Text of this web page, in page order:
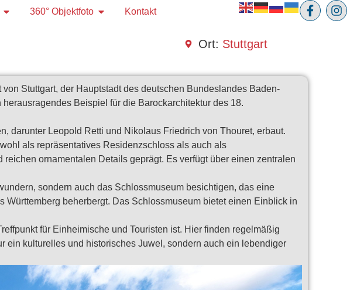
360° Objektfoto Kontakt
Ort: Stuttgart
Stuttgart, der Hauptstadt des deutschen Bundeslandes Baden-
Beispiel für die Barockarchitektur des 18.
darunter Leopold Retti und Nikolaus Friedrich von Thouret, erbaut.
als repräsentatives Residenzschloss als auch als
ornamentalen Details geprägt. Es verfügt über einen zentralen
sondern auch das Schlossmuseum besichtigen, das eine
beherbergt. Das Schlossmuseum bietet einen Einblick in
für Einheimische und Touristen ist. Hier finden regelmäßig
ein kulturelles und historisches Juwel, sondern auch ein lebendiger